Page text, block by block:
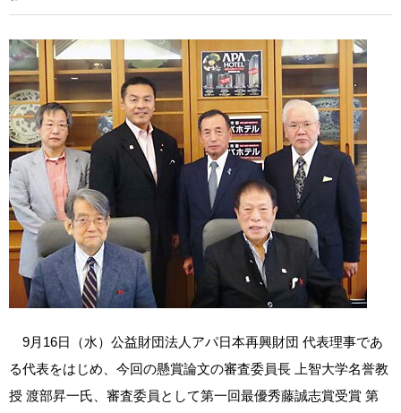
9月16日（水）公益財団法人アパ日本再興財団 代表理事であ
る代表をはじめ、今回の懸賞論文の審査委員長 上智大学名誉教
授 渡部昇一氏、審査委員として第一回最優秀藤誠志賞受賞 第